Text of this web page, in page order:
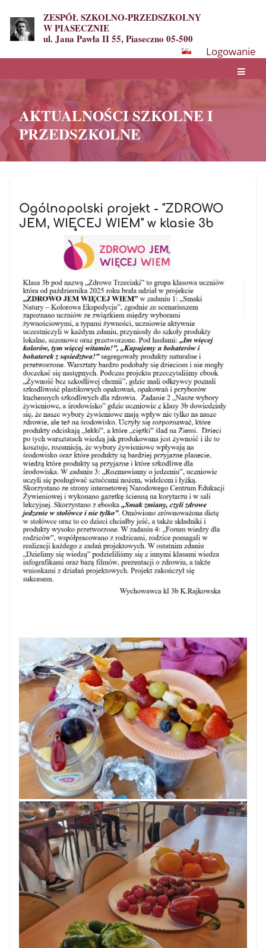
ZESPÓŁ SZKOLNO-PRZEDSZKOLNY
W PIASECZNIE
ul. Jana Pawła II 55, Piaseczno 05-500
Logowanie
AKTUALNOŚCI SZKOLNE I
PRZEDSZKOLNE
SZKOLNE
PRZEDSZKOLNE
Ogólnopolski projekt - "ZDROWO
JEM, WIĘCEJ WIEM" w klasie 3b